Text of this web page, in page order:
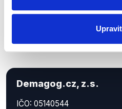
Upravit
Demagog.cz, z.s.
IČO: 05140544